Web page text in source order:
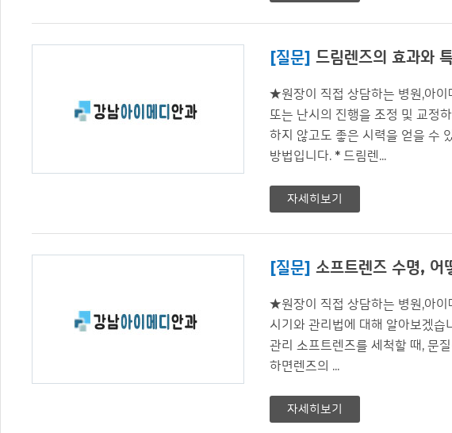
[질문] 드림렌즈의 효과와
★원장이 직접 상담하는 병원,아이
또는 난시의 진행을 조정 및 교정
하지 않고도 좋은 시력을 얻을 수
방법입니다. * 드림렌...
자세히보기
[질문] 소프트렌즈 수명, 어
★원장이 직접 상담하는 병원,아이
시기와 관리법에 대해 알아보겠습
관리 소프트렌즈를 세척할 때, 문
하면렌즈의 ...
자세히보기